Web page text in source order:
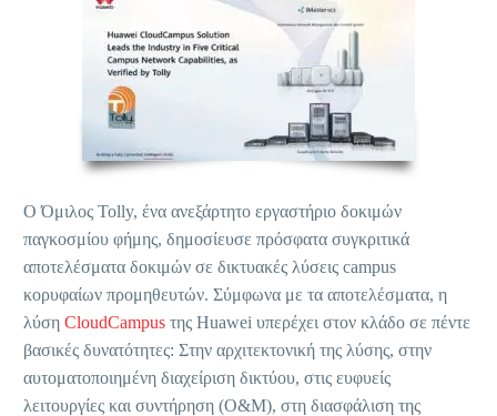
Ο Όμιλος Tolly, ένα ανεξάρτητο εργαστήριο δοκιμών
παγκοσμίου φήμης, δημοσίευσε πρόσφατα συγκριτικά
αποτελέσματα δοκιμών σε δικτυακές λύσεις campus
κορυφαίων προμηθευτών. Σύμφωνα με τα αποτελέσματα, η
λύση CloudCampus της Huawei υπερέχει στον κλάδο σε πέντε
βασικές δυνατότητες: Στην αρχιτεκτονική της λύσης, στην
αυτοματοποιημένη διαχείριση δικτύου, στις ευφυείς
λειτουργίες και συντήρηση (O&M), στη διασφάλιση της